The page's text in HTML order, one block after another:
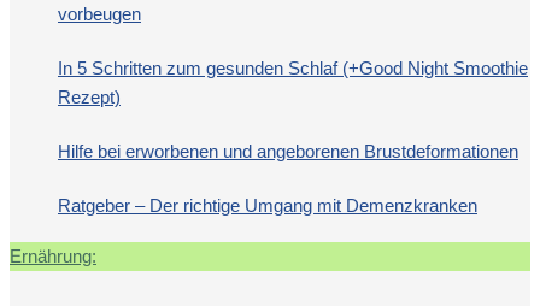
vorbeugen
In 5 Schritten zum gesunden Schlaf (+Good Night Smoothie
Rezept)
Hilfe bei erworbenen und angeborenen Brustdeformationen
Ratgeber – Der richtige Umgang mit Demenzkranken
Ernährung: